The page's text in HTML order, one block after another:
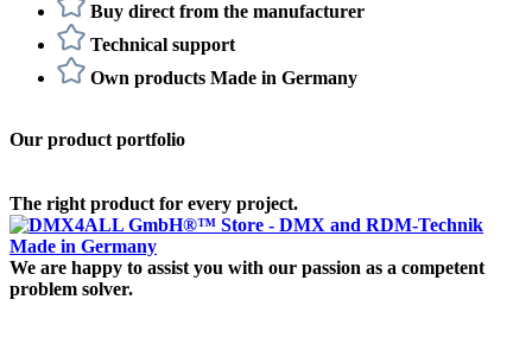
Buy direct from the manufacturer
Technical support
Own products Made in Germany
Our product portfolio
The right product for every project.
We are happy to assist you with our passion as a competent
problem solver.